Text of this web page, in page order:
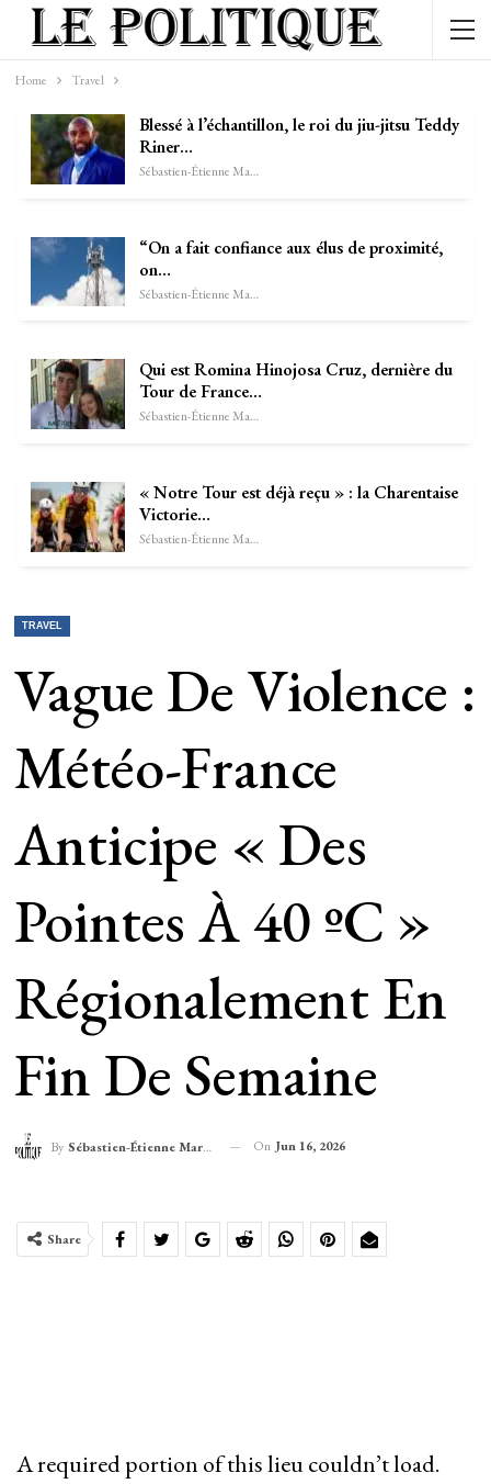
Home Travel
Blessé à l’échantillon, le roi du jiu-jitsu Teddy
Riner…
Sébastien-Étienne Marechal
“On a fait confiance aux élus de proximité,
on…
Sébastien-Étienne Marechal
Qui est Romina Hinojosa Cruz, dernière du
Tour de France…
Sébastien-Étienne Marechal
« Notre Tour est déjà reçu » : la Charentaise
Victorie…
Sébastien-Étienne Marechal
TRAVEL
Vague De Violence :
Météo-France
Anticipe « Des
Pointes À 40 ºC »
Régionalement En
Fin De Semaine
By Sébastien-Étienne Marechal On Jun 16, 2026
Share
A required portion of this lieu couldn’t load.